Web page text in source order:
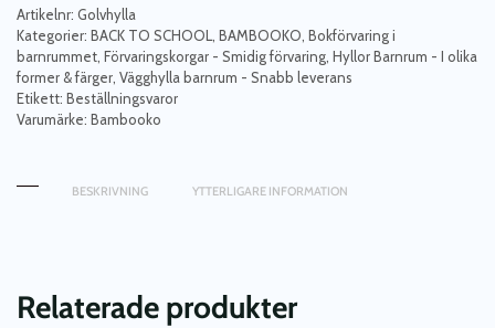
till
barnrummet
mängd
Artikelnr: Golvhylla
Kategorier: BACK TO SCHOOL, BAMBOOKO, Bokförvaring i
barnrummet, Förvaringskorgar - Smidig förvaring, Hyllor Barnrum - I olika
former & färger, Vägghylla barnrum - Snabb leverans
Etikett: Beställningsvaror
Varumärke: Bambooko
BESKRIVNING YTTERLIGARE INFORMATION
Relaterade produkter